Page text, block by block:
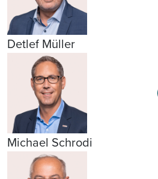
Detlef Müller
Michael Schrodi